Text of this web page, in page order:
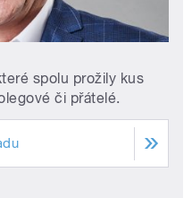
spolu prožily kus
či přátelé.